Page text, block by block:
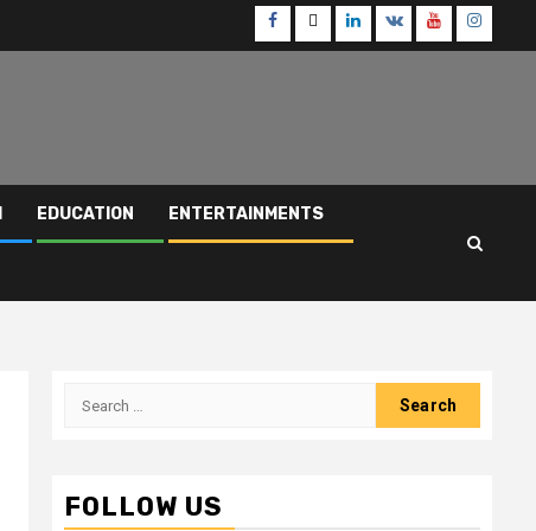
Facebook
TwitterLinkedin
VK Youtube
EDUCATION ENTERTAINMENTS
Search
FOLLOW US